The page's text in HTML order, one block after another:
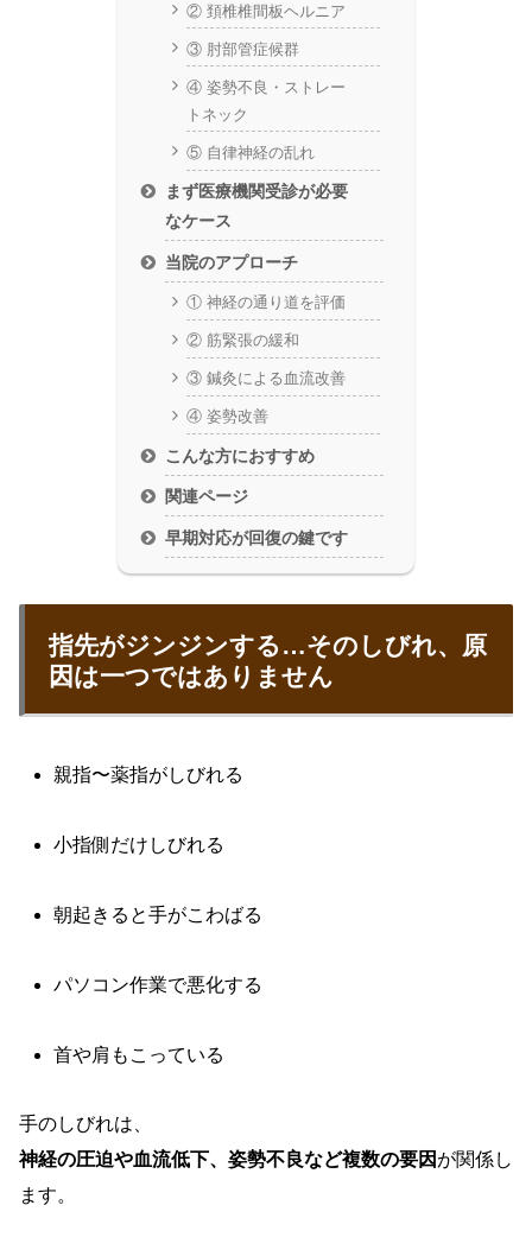
② 頚椎椎間板ヘルニア
③ 肘部管症候群
④ 姿勢不良・ストレー
トネック
⑤ 自律神経の乱れ
まず医療機関受診が必要
なケース
当院のアプローチ
① 神経の通り道を評価
② 筋緊張の緩和
③ 鍼灸による血流改善
④ 姿勢改善
こんな方におすすめ
関連ページ
早期対応が回復の鍵です
指先がジンジンする…そのしびれ、原
因は一つではありません
親指〜薬指がしびれる
小指側だけしびれる
朝起きると手がこわばる
パソコン作業で悪化する
首や肩もこっている
手のしびれは、
神経の圧迫や血流低下、姿勢不良など複数の要因 が関係し
ます。